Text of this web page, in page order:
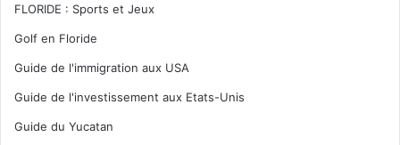
FLORIDE : Sports et Jeux
Golf en Floride
Guide de l'immigration aux USA
Guide de l'investissement aux Etats-Unis
Guide du Yucatan